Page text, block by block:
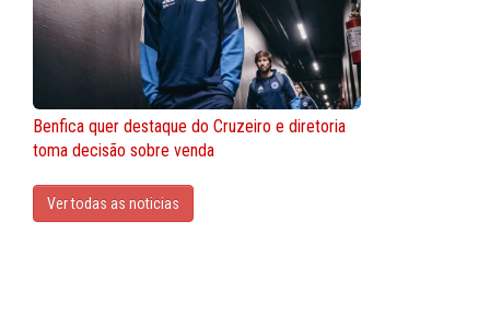
Benfica quer destaque do Cruzeiro e diretoria
toma decisão sobre venda
Ver todas as noticias